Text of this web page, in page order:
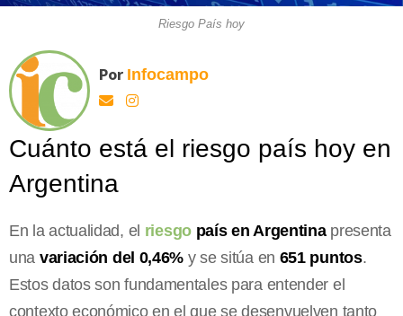
Riesgo País hoy
Por Infocampo
Cuánto está el riesgo país hoy en
Argentina
En la actualidad, el riesgopaís en Argentinapresenta
una variación del 0,46% y se sitúa en 651 puntos.
Estos datos son fundamentales para entender el
contexto económico en el que se desenvuelven tanto